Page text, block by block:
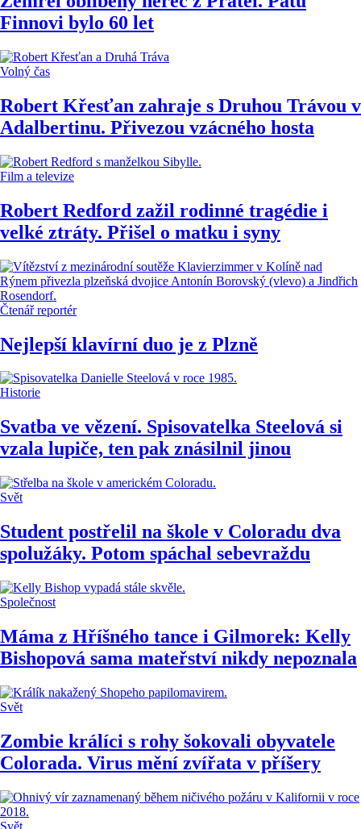
Finnovi bylo 60 let
Volný čas
Robert Křesťan zahraje s Druhou Trávou v
Adalbertinu. Přivezou vzácného hosta
Film a televize
Robert Redford zažil rodinné tragédie i
velké ztráty. Přišel o matku i syny
Čtenář reportér
Nejlepší klavírní duo je z Plzně
Historie
Svatba ve vězení. Spisovatelka Steelová si
vzala lupiče, ten pak znásilnil jinou
Svět
Student postřelil na škole v Coloradu dva
spolužáky. Potom spáchal sebevraždu
Společnost
Máma z Hříšného tance i Gilmorek: Kelly
Bishopová sama mateřství nikdy nepoznala
Svět
Zombie králíci s rohy šokovali obyvatele
Colorada. Virus mění zvířata v příšery
Svět